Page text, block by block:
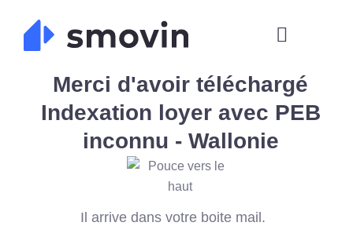
content
Merci d'avoir téléchargé
Indexation loyer avec PEB
inconnu - Wallonie
Il arrive dans votre boite mail.